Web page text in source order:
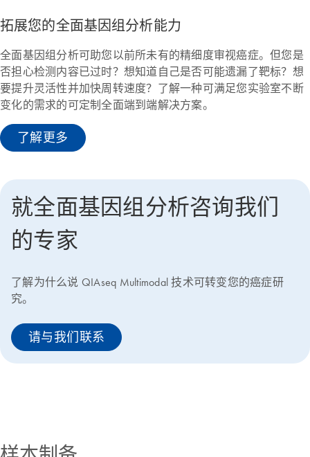
拓展您的全面基因组分析能力
全面基因组分析可助您以前所未有的精细度审视癌症。但您是
否担心检测内容已过时？想知道自己是否可能遗漏了靶标？想
要提升灵活性并加快周转速度？了解一种可满足您实验室不断
变化的需求的可定制全面端到端解决方案。
了解更多
就全面基因组分析咨询我们
的专家
了解为什么说 QIAseq Multimodal 技术可转变您的癌症研
究。
请与我们联系